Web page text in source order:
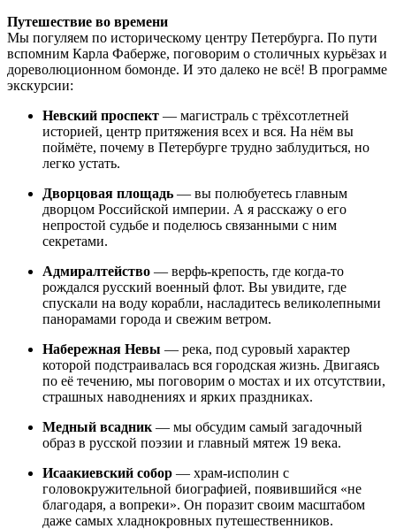
Путешествие во времени
Мы погуляем по историческому центру Петербурга. По пути
вспомним Карла Фаберже, поговорим о столичных курьёзах и
дореволюционном бомонде. И это далеко не всё! В программе
экскурсии:
Невский проспект — магистраль с трёхсотлетней
историей, центр притяжения всех и вся. На нём вы
поймёте, почему в Петербурге трудно заблудиться, но
легко устать.
Дворцовая площадь — вы полюбуетесь главным
дворцом Российской империи. А я расскажу о его
непростой судьбе и поделюсь связанными с ним
секретами.
Адмиралтейство — верфь-крепость, где когда-то
рождался русский военный флот. Вы увидите, где
спускали на воду корабли, насладитесь великолепными
панорамами города и свежим ветром.
Набережная Невы — река, под суровый характер
которой подстраивалась вся городская жизнь. Двигаясь
по её течению, мы поговорим о мостах и их отсутствии,
страшных наводнениях и ярких праздниках.
Медный всадник — мы обсудим самый загадочный
образ в русской поэзии и главный мятеж 19 века.
Исаакиевский собор — храм-исполин с
головокружительной биографией, появившийся «не
благодаря, а вопреки». Он поразит своим масштабом
даже самых хладнокровных путешественников.